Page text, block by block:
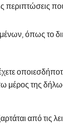
που
όπως το
μέρος της
από τις